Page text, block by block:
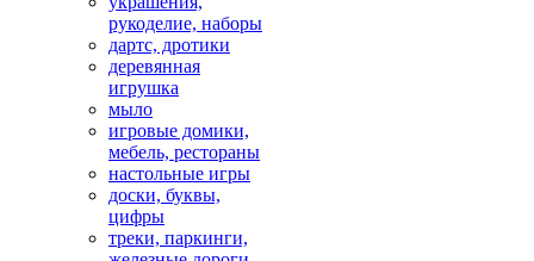
рукоделие, наборы
дартс, дротики
деревянная
игрушка
мыло
игровые домики,
мебель, рестораны
настольные игры
доски, буквы,
цифры
треки, паркинги,